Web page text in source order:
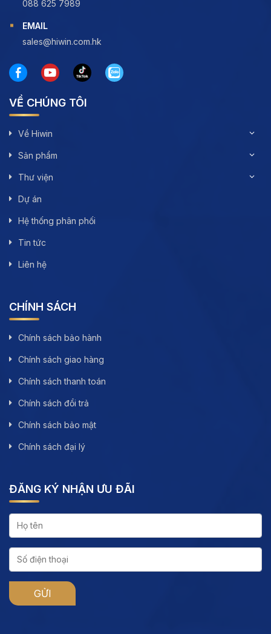
088 625 7989
EMAIL
sales@hiwin.com.hk
VỀ CHÚNG TÔI
Về Hiwin
Sản phẩm
Thư viện
Dự án
Hệ thống phân phối
Tin tức
Liên hệ
CHÍNH SÁCH
Chính sách bảo hành
Chính sách giao hàng
Chính sách thanh toán
Chính sách đổi trả
Chính sách bảo mật
Chính sách đại lý
ĐĂNG KÝ NHẬN ƯU ĐÃI